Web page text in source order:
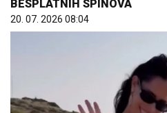
BESPLATNIH SPINOVA
20. 07. 2026 08:04